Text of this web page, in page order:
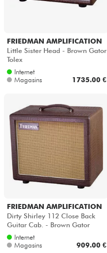
FRIEDMAN AMPLIFICATION
Little Sister Head - Brown Gator
Tolex
Internet
Magasins
1735.00 €
FRIEDMAN AMPLIFICATION
Dirty Shirley 112 Close Back
Guitar Cab. - Brown Gator
TolexInternet
Magasins
909.00 €